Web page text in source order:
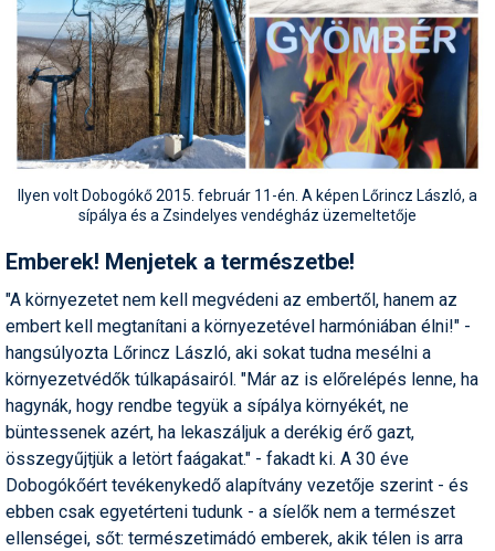
Ilyen volt Dobogókő 2015. február 11-én. A képen Lőrincz László, a
sípálya és a Zsindelyes vendégház üzemeltetője
Emberek! Menjetek a természetbe!
"A környezetet nem kell megvédeni az embertől, hanem az
embert kell megtanítani a környezetével harmóniában élni!" -
hangsúlyozta Lőrincz László, aki sokat tudna mesélni a
környezetvédők túlkapásairól. "Már az is előrelépés lenne, ha
hagynák, hogy rendbe tegyük a sípálya környékét, ne
büntessenek azért, ha lekaszáljuk a derékig érő gazt,
összegyűjtjük a letört faágakat." - fakadt ki. A 30 éve
Dobogókőért tevékenykedő alapítvány vezetője szerint - és
ebben csak egyetérteni tudunk - a síelők nem a természet
ellenségei, sőt: természetimádó emberek, akik télen is arra